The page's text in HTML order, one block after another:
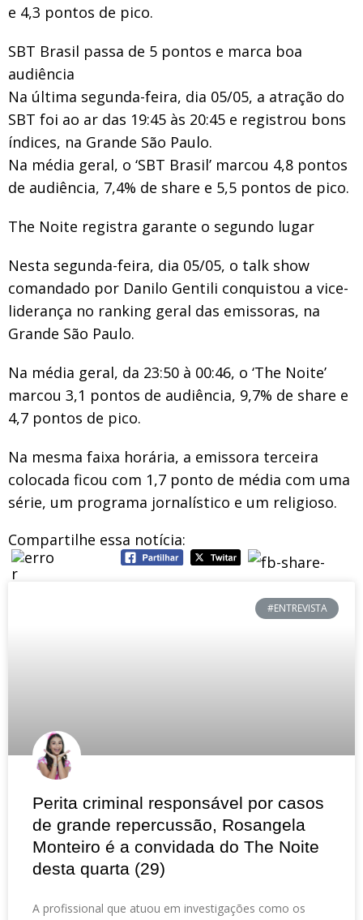
e 4,3 pontos de pico.
SBT Brasil passa de 5 pontos e marca boa
audiência
Na última segunda-feira, dia 05/05, a atração do
SBT foi ao ar das 19:45 às 20:45 e registrou bons
índices, na Grande São Paulo.
Na média geral, o ‘SBT Brasil’ marcou 4,8 pontos
de audiência, 7,4% de share e 5,5 pontos de pico.
The Noite registra garante o segundo lugar
Nesta segunda-feira, dia 05/05, o talk show
comandado por Danilo Gentili conquistou a vice-
liderança no ranking geral das emissoras, na
Grande São Paulo.
Na média geral, da 23:50 à 00:46, o ‘The Noite’
marcou 3,1 pontos de audiência, 9,7% de share e
4,7 pontos de pico.
Na mesma faixa horária, a emissora terceira
colocada ficou com 1,7 ponto de média com uma
série, um programa jornalístico e um religioso.
Compartilhe essa notícia:
#ENTREVISTA
Perita criminal responsável por casos
de grande repercussão, Rosangela
Monteiro é a convidada do The Noite
desta quarta (29)
A profissional que atuou em investigações como os